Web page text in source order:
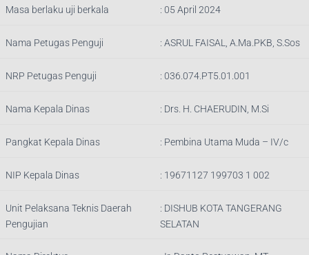
Masa berlaku uji berkala : 05 April 2024
Nama Petugas Penguji : ASRUL FAISAL, A.Ma.PKB, S.Sos
NRP Petugas Penguji : 036.074.PT5.01.001
Nama Kepala Dinas : Drs. H. CHAERUDIN, M.Si
Pangkat Kepala Dinas : Pembina Utama Muda – IV/c
NIP Kepala Dinas : 19671127 199703 1 002
Unit Pelaksana Teknis Daerah
Pengujian
: DISHUB KOTA TANGERANG
SELATAN